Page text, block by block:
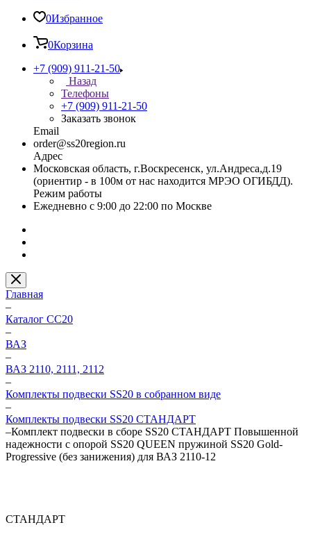
0Избранное
0Корзина
+7 (909) 911-21-50
Назад
Телефоны
+7 (909) 911-21-50
Заказать звонок
Email
order@ss20region.ru
Адрес
Московская область, г.Воскресенск, ул.Андреса,д.19
(ориентир - в 100м от нас находится МРЭО ОГИБДД).
Режим работы
Ежедневно с 9:00 до 22:00 по Москве
Главная
–
Каталог CC20
–
ВАЗ
–
ВАЗ 2110, 2111, 2112
–
Комплекты подвески SS20 в собранном виде
–
Комплекты подвески SS20 СТАНДАРТ
–Комплект подвески в сборе SS20 СТАНДАРТ Повышенной
надежности c опорой SS20 QUEEN пружиной SS20 Gold-
Progressive (без занижения) для ВАЗ 2110-12
СТАНДАРТ